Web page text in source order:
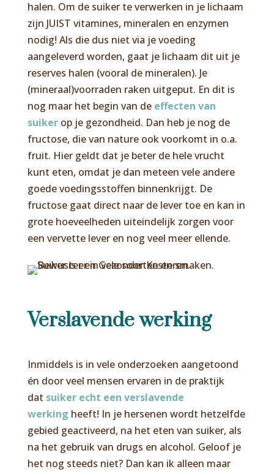
halen. Om de suiker te verwerken in je lichaam
zijn JUIST vitamines, mineralen en enzymen
nodig! Als die dus niet via je voeding
aangeleverd worden, gaat je lichaam dit uit je
reserves halen (vooral de mineralen). Je
(mineraal)voorraden raken uitgeput. En dit is
nog maar het begin van de effecten van
suikerop je gezondheid. Dan heb je nog de
fructose, die van nature ook voorkomt in o.a.
fruit. Hier geldt dat je beter de hele vrucht
kunt eten, omdat je dan meteen vele andere
goede voedingsstoffen binnenkrijgt. De
fructose gaat direct naar de lever toe en kan in
grote hoeveelheden uiteindelijk zorgen voor
een vervette lever en nog veel meer ellende.
Verslavende werking
Inmiddels is in vele onderzoeken aangetoond
én door veel mensen ervaren in de praktijk
dat suiker echt een verslavende
werking heeft! In je hersenen wordt hetzelfde
gebied geactiveerd, na het eten van suiker, als
na het gebruik van drugs en alcohol. Geloof je
het nog steeds niet? Dan kan ik alleen maar